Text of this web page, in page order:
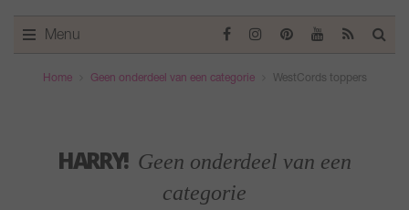
Menu
Home Geen onderdeel van een categorie WestCords toppers
HARRY! Geen onderdeel van een
categorie